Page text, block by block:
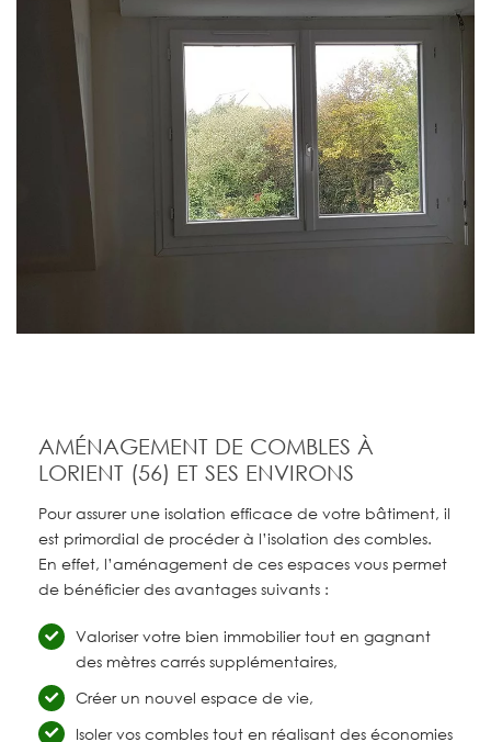
AMÉNAGEMENT DE COMBLES À
LORIENT (56) ET SES ENVIRONS
Pour assurer une isolation efficace de votre bâtiment, il
est primordial de procéder à l’isolation des combles.
En effet, l’aménagement de ces espaces vous permet
de bénéficier des avantages suivants :
Valoriser votre bien immobilier tout en gagnant
des mètres carrés supplémentaires,
Créer un nouvel espace de vie,
Isoler vos combles tout en réalisant des économies